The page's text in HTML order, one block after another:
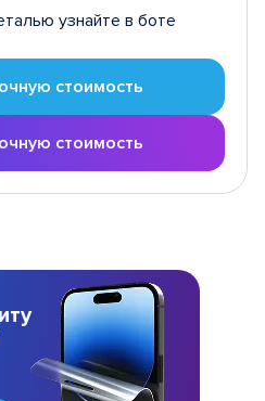
узнайте в боте
стоимость
стоимость